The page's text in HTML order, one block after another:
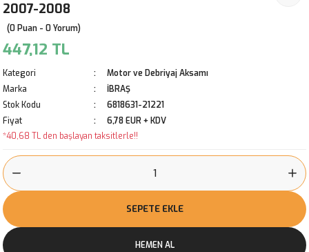
2007-2008
(0 Puan - 0 Yorum)
447,12 TL
Kategori
Motor ve Debriyaj Aksamı
Marka
İBRAŞ
Stok Kodu
6818631-21221
Fiyat
6,78 EUR + KDV
*40,68 TL den başlayan taksitlerle!!
SEPETE EKLE
HEMEN AL